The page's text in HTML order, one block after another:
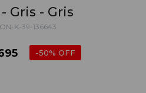
Gris - Gris
K-39-136643
50